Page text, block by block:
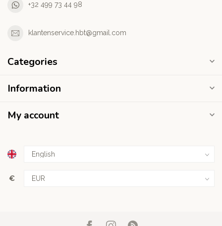
+32 499 73 44 98
klantenservice.hbt@gmail.com
Categories
Information
My account
€